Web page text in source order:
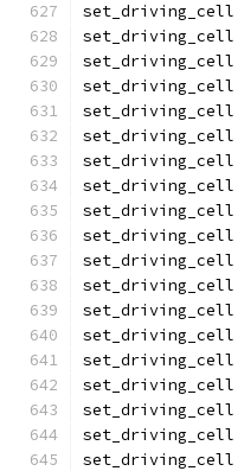
set_driving_cell
set_driving_cell
set_driving_cell
set_driving_cell
set_driving_cell
set_driving_cell
set_driving_cell
set_driving_cell
set_driving_cell
set_driving_cell
set_driving_cell
set_driving_cell
set_driving_cell
set_driving_cell
set_driving_cell
set_driving_cell
set_driving_cell
set_driving_cell
set_driving_cell